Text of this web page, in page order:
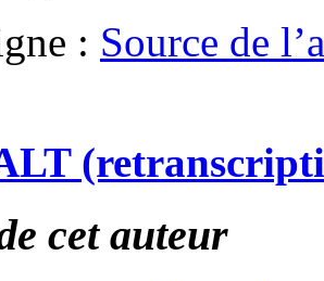
: Source de
cet auteur